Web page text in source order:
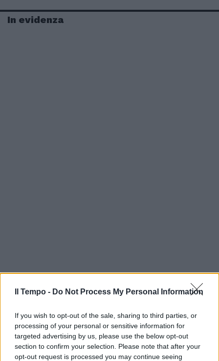
Il Tempo - Do Not Process My Personal Information
If you wish to opt-out of the sale, sharing to third parties, or
processing of your personal or sensitive information for
targeted advertising by us, please use the below opt-out
section to confirm your selection. Please note that after your
opt-out request is processed you may continue seeing
In evidenza